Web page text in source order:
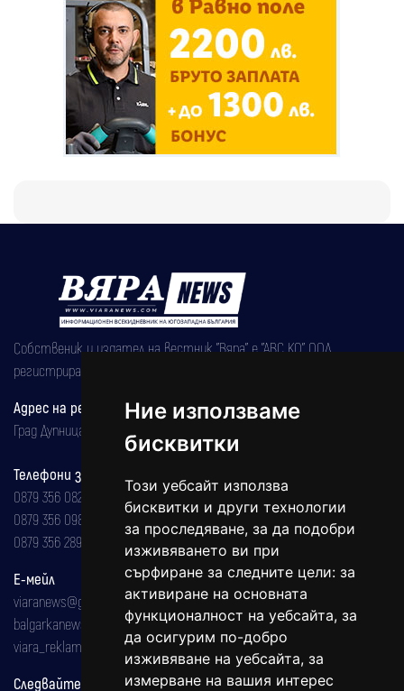
Ние използваме
бисквитки
Този уебсайт използва
бисквитки и други технологии
за проследяване, за да подобри
изживяването ви при
сърфиране за следните цели: за
активиране на основната
функционалност на уебсайта, за
да осигурим по-добро
изживяване на уебсайта, за
измерване на вашия интерес
Собственик и издател на вестник "Вяра" е "АВС КО" ООД,
регистрирана на 08.05.2002 година.
Адрес на редакцията
Град Дупница, ул.''Христо Ботев" 43
Телефони за реклама и абонаменти
0879 356 082
0879 356 098
0879 356 289
Е-мейл
viaranews@gmail.com
balgarkanews@gmail.com
viara_reklama@mail.bg
Следвайте ни: